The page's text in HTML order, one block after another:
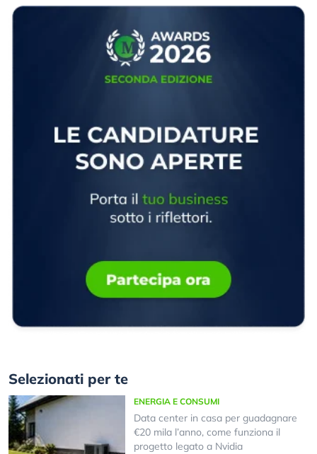
Selezionati per te
ENERGIA E CONSUMI
Data center in casa per guadagnare
€20 mila l’anno, come funziona il
progetto legato a Nvidia